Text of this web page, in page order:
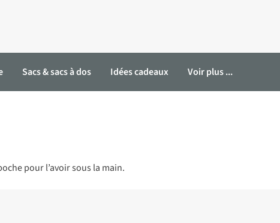
Sacs & sacs à dos Idées cadeaux Voir plus ...
pour l’avoir sous la main.